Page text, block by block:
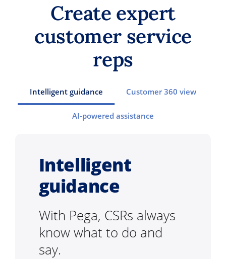
Create expert
customer service
reps
Intelligent guidance
Intelligent
guidance
With Pega, CSRs always
know what to do and
say.
Customer 360 view
AI-powered assistance